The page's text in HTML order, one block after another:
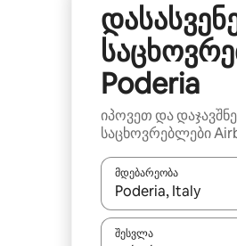
Poderia
იპოვეთ და
საცხოვრებლები
მდებარეობა
როცა შედეგები
შესვლა